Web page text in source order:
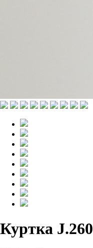
Куртка J.260